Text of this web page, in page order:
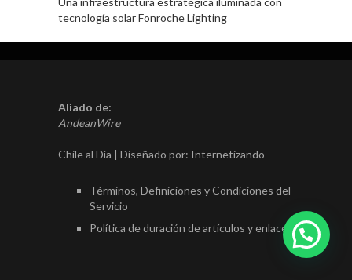
tecnología solar Fonroche Lighting
Aliado de:
AndeanWire
Chile al Día | Diseñado por: Internetizando
Términos, Definiciones y Condiciones del
Servicio
Política de duración de artículos y enlaces